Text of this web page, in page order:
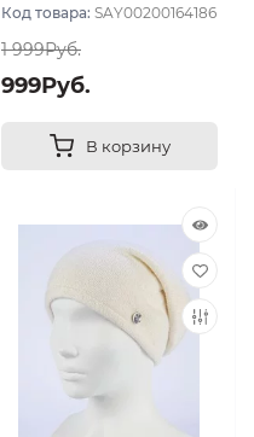
Код товара: SAY00200164186
1 999Руб.
999Руб.
В корзину